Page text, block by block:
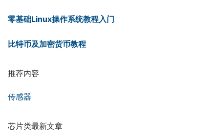
零基础Linux操作系统教程入门
比特币及加密货币教程
推荐内容
传感器
芯片类最新文章